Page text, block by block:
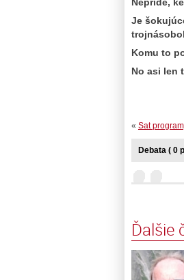
Je
Komu to
No asi len
« Sat
Debata ( 0
Ďalšie